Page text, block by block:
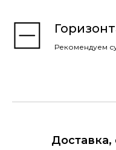
Рекомендуем
Доставка,